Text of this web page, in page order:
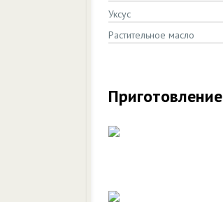
Уксус
Растительное масло
Приготовление